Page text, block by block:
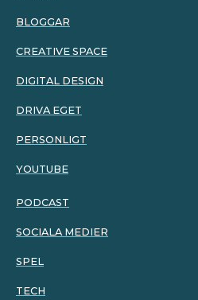
BLOGGAR
CREATIVE SPACE
DIGITAL DESIGN
DRIVA EGET
PERSONLIGT
YOUTUBE
PODCAST
SOCIALA MEDIER
SPEL
TECH